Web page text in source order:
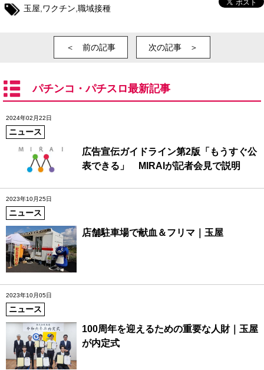
玉屋 ワクチン 職域接種
＜ 前の記事 次の記事 ＞
パチンコ・パチスロ最新記事
2024年02月22日
ニュース
広告宣伝ガイドライン第2版「もうすぐ公
表できる」 MIRAIが記者会見で説明
2023年10月25日
ニュース
店舗駐車場で献血＆フリマ｜玉屋
2023年10月05日
ニュース
100周年を迎えるための重要な人財｜玉屋
が内定式